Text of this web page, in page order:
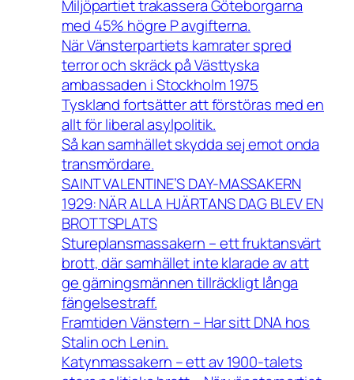
Miljöpartiet trakassera Göteborgarna
med 45% högre P avgifterna.
När Vänsterpartiets kamrater spred
terror och skräck på Västtyska
ambassaden i Stockholm 1975
Tyskland fortsätter att förstöras med en
allt för liberal asylpolitik.
Så kan samhället skydda sej emot onda
transmördare.
SAINT VALENTINE’S DAY-MASSAKERN
1929: NÄR ALLA HJÄRTANS DAG BLEV EN
BROTTSPLATS
Stureplansmassakern – ett fruktansvärt
brott, där samhället inte klarade av att
ge gärningsmännen tillräckligt långa
fängelsestraff.
Framtiden Vänstern – Har sitt DNA hos
Stalin och Lenin.
Katynmassakern – ett av 1900-talets